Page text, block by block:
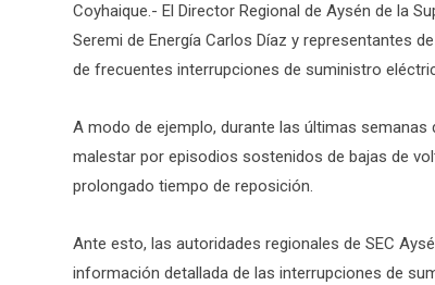
Coyhaique.- El Director Regional de Aysén de la
Seremi de Energía Carlos Díaz y representantes
de frecuentes interrupciones de suministro
A modo de ejemplo, durante las últimas
malestar por episodios sostenidos de bajas de
prolongado tiempo de reposición.
Ante esto, las autoridades regionales de SEC
información detallada de las interrupciones de